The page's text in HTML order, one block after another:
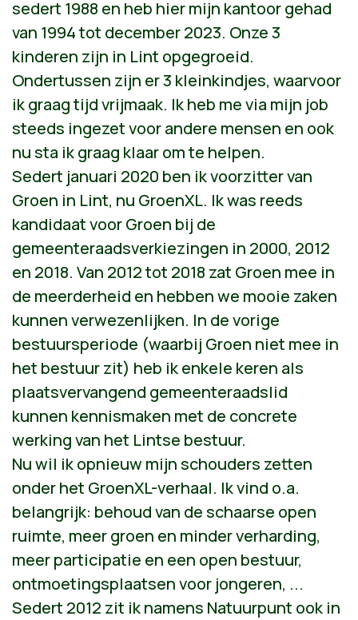
sedert 1988 en heb hier mijn kantoor gehad
van 1994 tot december 2023. Onze 3
kinderen zijn in Lint opgegroeid.
Ondertussen zijn er 3 kleinkindjes, waarvoor
ik graag tijd vrijmaak. Ik heb me via mijn job
steeds ingezet voor andere mensen en ook
nu sta ik graag klaar om te helpen.
Sedert januari 2020 ben ik voorzitter van
Groen in Lint, nu GroenXL. Ik was reeds
kandidaat voor Groen bij de
gemeenteraadsverkiezingen in 2000, 2012
en 2018. Van 2012 tot 2018 zat Groen mee in
de meerderheid en hebben we mooie zaken
kunnen verwezenlijken. In de vorige
bestuursperiode (waarbij Groen niet mee in
het bestuur zit) heb ik enkele keren als
plaatsvervangend gemeenteraadslid
kunnen kennismaken met de concrete
werking van het Lintse bestuur.
Nu wil ik opnieuw mijn schouders zetten
onder het GroenXL-verhaal. Ik vind o.a.
belangrijk: behoud van de schaarse open
ruimte, meer groen en minder verharding,
meer participatie en een open bestuur,
ontmoetingsplaatsen voor jongeren, ...
Sedert 2012 zit ik namens Natuurpunt ook in